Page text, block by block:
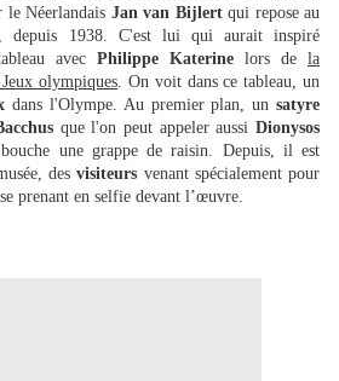
le Néerlandais Jan van Bijlertqui repose au
depuis 1938. C'est lui qui aurait inspiré
avec Philippe Katerine lors de la
olympiques. On voit dans ce tableau, un
dans l'Olympe. Au premier plan, unsatyre
que l'on peut appeler aussiDionysos
une grappe de raisin. Depuis, il est
desvisiteurs venant spécialement pour
prenant en selfie devant l’œuvre.